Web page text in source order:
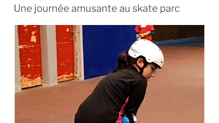
LE
Une journée amusante au skate parc